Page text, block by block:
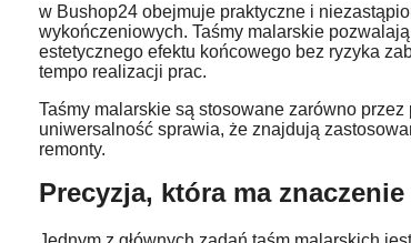
w Bushop24 obejmuje praktyczne i
wykończeniowych. Taśmy malarskie
estetycznego efektu końcowego bez ryzyka
tempo realizacji prac.
Taśmy malarskie są stosowane zarówno
uniwersalność sprawia, że znajdują
remonty.
Precyzja, która ma znaczenie